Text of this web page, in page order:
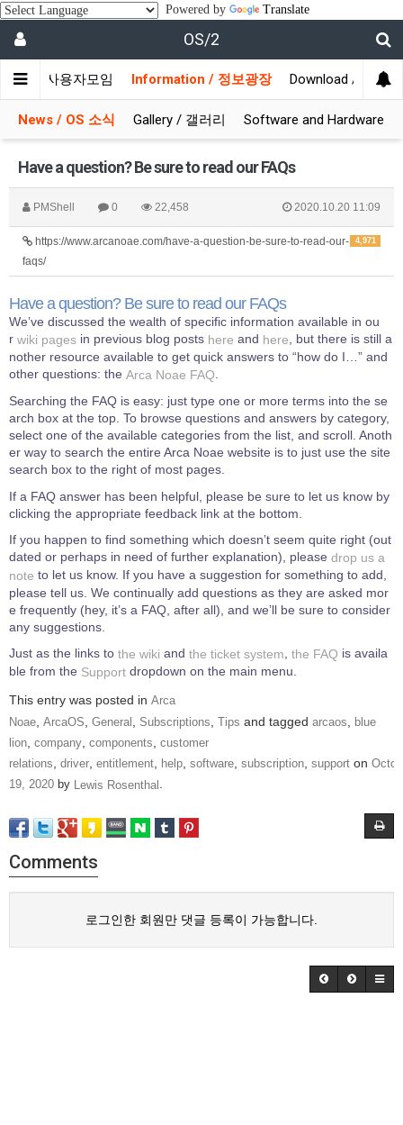
Powered by Translate
OS/2
/ 사용자모임 Information / 정보광장 Download / 자료실
News / OS 소식 Gallery / 갤러리 Software and Hardware
Have a question? Be sure to read our FAQs
PMShell 0 22,458 2020.10.20 11:09
4,971
https://www.arcanoae.com/have-a-question-be-sure-to-read-our-
faqs/
Have a question? Be sure to read our FAQs
We’ve discussed the wealth of specific information available in ou
r wiki pages in previous blog posts here and here , but there is still a
nother resource available to get quick answers to “how do I…” and
other questions: the Arca Noae FAQ
Searching the FAQ is easy: just type one or more terms into the se
arch box at the top. To browse questions and answers by category,
select one of the available categories from the list, and scroll. Anoth
er way to search the entire Arca Noae website is to just use the site
search box to the right of most pages.
If a FAQ answer has been helpful, please be sure to let us know by
clicking the appropriate feedback link at the bottom.
If you happen to find something which doesn’t seem quite right (out
dated or perhaps in need of further explanation), please drop us a
note to let us know. If you have a suggestion for something to add,
please tell us. We continually add questions as they are asked mor
e frequently (hey, it’s a FAQ, after all), and we’ll be sure to consider
any suggestions.
Just as the links to the wiki and the ticket system the FAQ is availa
ble from the Support dropdown on the main menu.
This entry was posted in Arca
Noae ArcaOS General Subscriptions Tips and tagged arcaos
blue
lion company components customer
relations driver entitlement help software subscription support on
19, 2020 by Lewis Rosenthal .
Comments
로그인한 회원만 댓글 등록이 가능합니다.